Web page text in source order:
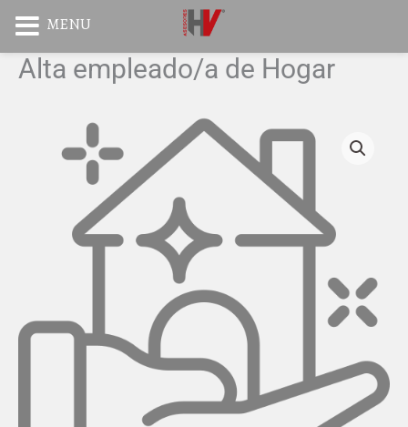
contenido
Alta empleado/a de Hogar
empleado/a
cantidad
Instagram
TikTok
cantidad
MENU